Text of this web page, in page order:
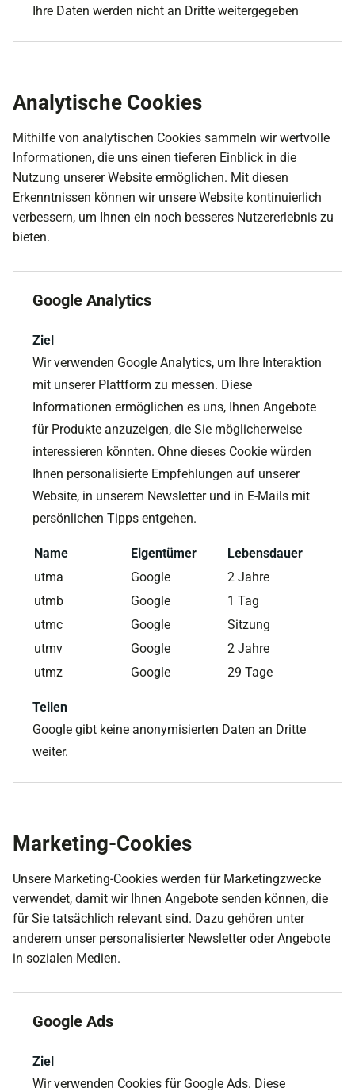
Ihre Daten werden nicht an Dritte weitergegeben
Analytische Cookies
Mithilfe von analytischen Cookies sammeln wir wertvolle
Informationen, die uns einen tieferen Einblick in die
Nutzung unserer Website ermöglichen. Mit diesen
Erkenntnissen können wir unsere Website kontinuierlich
verbessern, um Ihnen ein noch besseres Nutzererlebnis zu
bieten.
Google Analytics
Ziel
Wir verwenden Google Analytics, um Ihre Interaktion
mit unserer Plattform zu messen. Diese
Informationen ermöglichen es uns, Ihnen Angebote
für Produkte anzuzeigen, die Sie möglicherweise
interessieren könnten. Ohne dieses Cookie würden
Ihnen personalisierte Empfehlungen auf unserer
Website, in unserem Newsletter und in E-Mails mit
persönlichen Tipps entgehen.
Name Eigentümer
Lebensdauer
utma
Google
2 Jahre
utmb
Google
1 Tag
utmc
Google
Sitzung
utmv
Google
2 Jahre
utmz
Google 29 Tage
Teilen
Google gibt keine anonymisierten Daten an Dritte
weiter.
Marketing-Cookies
Unsere Marketing-Cookies werden für Marketingzwecke
verwendet, damit wir Ihnen Angebote senden können, die
für Sie tatsächlich relevant sind. Dazu gehören unter
anderem unser personalisierter Newsletter oder Angebote
in sozialen Medien.
Google Ads
Ziel
Wir verwenden Cookies für Google Ads. Diese